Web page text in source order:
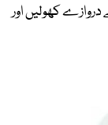
کھولیں اور